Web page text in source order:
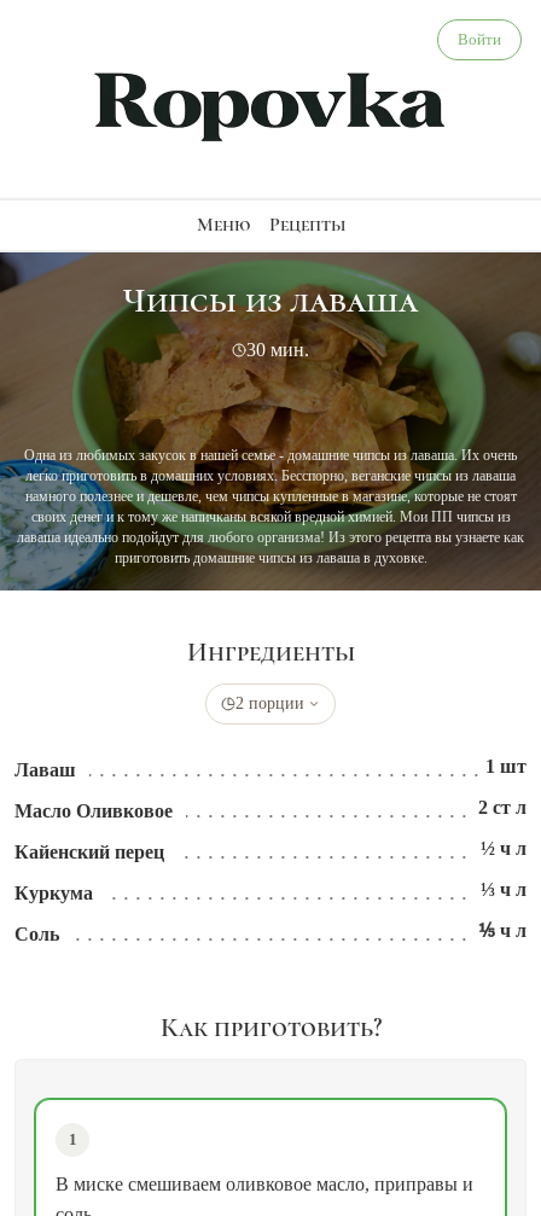
Войти
Меню Рецепты
Чипсы из лаваша
30 мин.
Одна из любимых закусок в нашей семье - домашние чипсы из лаваша. Их очень
легко приготовить в домашних условиях. Бесспорно, веганские чипсы из лаваша
намного полезнее и дешевле, чем чипсы купленные в магазине, которые не стоят
своих денег и к тому же напичканы всякой вредной химией. Мои ПП чипсы из
лаваша идеально подойдут для любого организма! Из этого рецепта вы узнаете как
приготовить домашние чипсы из лаваша в духовке.
Ингредиенты
2 порции
Лаваш 1 шт
Масло Оливковое 2 ст л
Кайенский перец ½ ч л
Куркума ⅓ ч л
Соль ⅕ ч л
Как приготовить?
1
В миске смешиваем оливковое масло, приправы и